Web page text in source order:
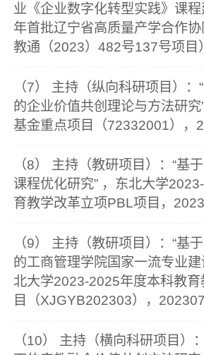
业《企业数字化转型实践》课
年首批辽宁省高质量产学合作
教通（2023）482号137号项目）
（7） 主持（纵向科研项目）：
的企业价值共创理论与方法研究
基金重点项目（72332001），
（8） 主持（教研项目）：“基
课程优化研究” ，东北大学
育教学改革立项PBL项目，
（9） 主持（教研项目）：“基
的工商管理学院国家一流专业建
北大学2023-2025年度本科教
目（XJGYB202303），
（10） 主持（横向科研项目）